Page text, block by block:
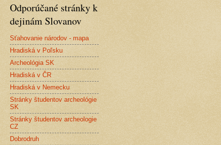
Odporúčané stránky k
dejinám Slovanov
Sťahovanie národov - mapa
Hradiská v Poľsku
Archeológia SK
Hradiská v ČR
Hradiská v Nemecku
Stránky študentov archeológie
SK
Stránky študentov archeologie
CZ
Dobrodruh